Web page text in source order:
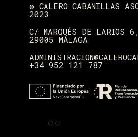
© CALERO CABANILLAS
2023
C/ MARQUÉS DE LARIOS
29005 MÁLAGA
+34 952 121 787